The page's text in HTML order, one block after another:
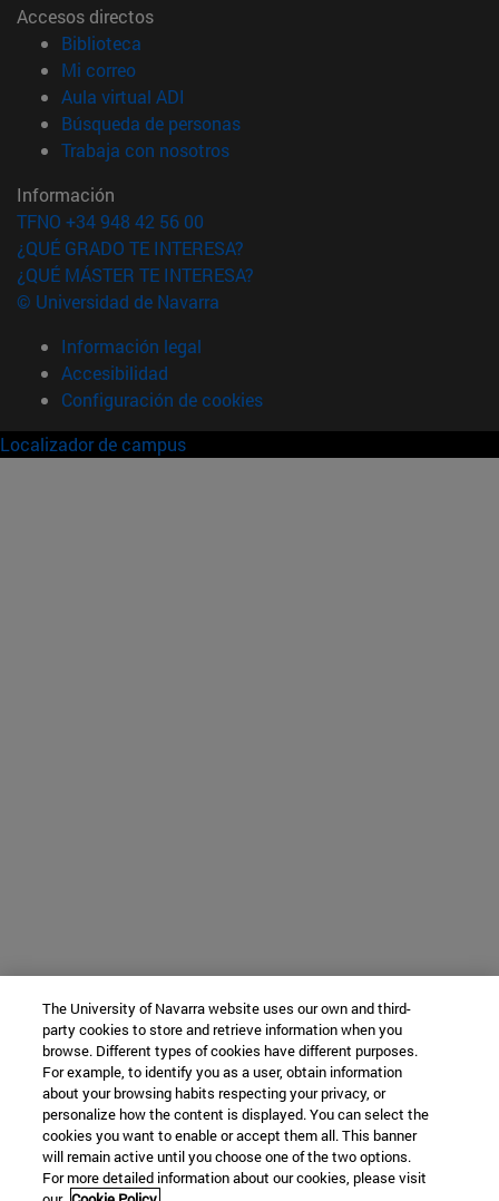
Accesos directos
Biblioteca
Mi correo(abre en nueva ventana)
Aula virtual ADI
Búsqueda de personas(abre en nueva ventana)
Trabaja con nosotros(abre en nueva ventana)
Información
TFNO +34 948 42 56 00
¿QUÉ GRADO TE INTERESA?
¿QUÉ MÁSTER TE INTERESA?
© Universidad de Navarra
Información legal
Accesibilidad
Configuración de cookies
Localizador de campus
The University of Navarra website uses our own and third-
party cookies to store and retrieve information when you
browse. Different types of cookies have different purposes.
For example, to identify you as a user, obtain information
about your browsing habits respecting your privacy, or
personalize how the content is displayed. You can select the
cookies you want to enable or accept them all. This banner
will remain active until you choose one of the two options.
For more detailed information about our cookies, please visit